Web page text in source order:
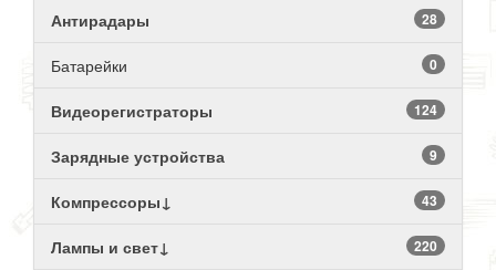
Антирадары 28
Батарейки 0
Видеорегистраторы 124
Зарядные устройства 9
Компрессоры↓ 43
Лампы и свет↓ 220